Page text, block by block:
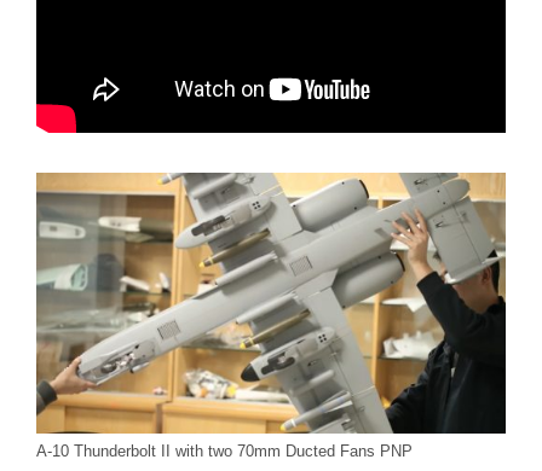
A-10 Thunderbolt II with two 70mm Ducted Fans PNP